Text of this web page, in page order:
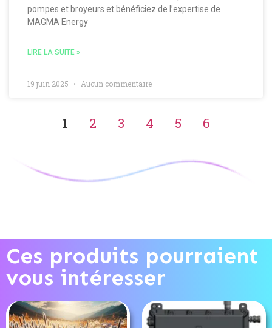
pompes et broyeurs et bénéficiez de l’expertise de
MAGMA Energy
LIRE LA SUITE »
19 juin 2025 Aucun commentaire
1 2 3 4 5 6
Ces produits pourraient
vous intéresser